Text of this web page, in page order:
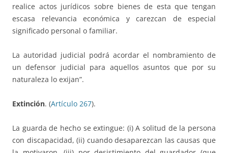
realice actos jurídicos sobre bienes de esta que tengan
escasa relevancia económica y carezcan de especial
significado personal o familiar.
La autoridad judicial podrá acordar el nombramiento de
un defensor judicial para aquellos asuntos que por su
naturaleza lo exijan”.
Extinción. (Artículo 267).
La guarda de hecho se extingue: (i) A solitud de la persona
con discapacidad, (ii) cuando desaparezcan las causas que